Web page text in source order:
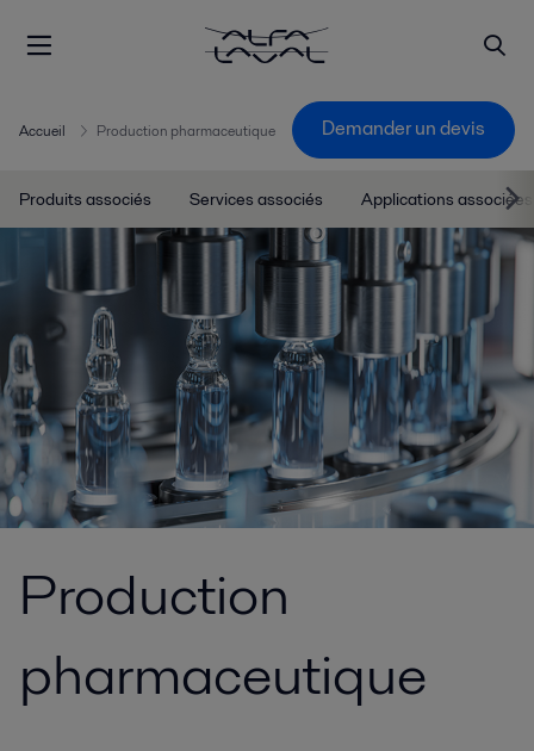
Accueil Production pharmaceutique Demander un devis
Produits associés Services associés Applications associées
Production
pharmaceutique